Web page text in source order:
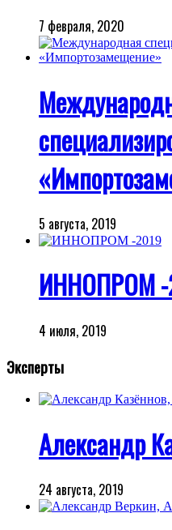
7 февраля, 2020
5 августа, 2019
ИННОПРОМ -
4 июля, 2019
Эксперты
Александр
24 августа, 2019